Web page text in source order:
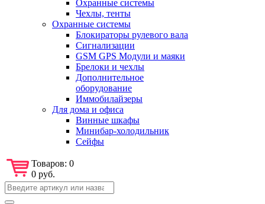
Охранные системы
Чехлы, тенты
Охранные системы
Блокираторы рулевого вала
Сигнализации
GSM GPS Модули и маяки
Брелоки и чехлы
Дополнительное
оборудование
Иммобилайзеры
Для дома и офиса
Винные шкафы
Минибар-холодильник
Сейфы
Товаров: 0
0 руб.